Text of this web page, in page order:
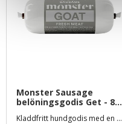
Monster Sausage
belöningsgodis Get - 80
Kladdfritt hundgodis med en proteinkälla